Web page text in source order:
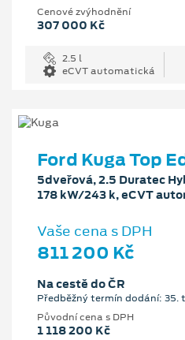
Cenové zvýhodnění
307 000 Kč
2.5 l
eCVT automatická
Ford Kuga Top
5dveřová, 2.5 Duratec
178 kW/243 k, eCVT
Vaše cena s DPH
811 200 Kč
Na cestě do ČR
Předběžný termín dodání: 35.
Původní cena s DPH
1 118 200 Kč